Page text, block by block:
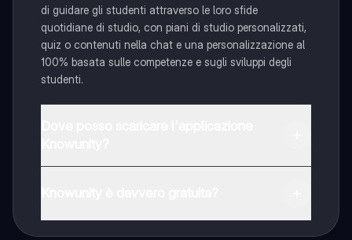
di guidare gli studenti attraverso le loro sfide
quotidiane di studio, con piani di studio personalizzati,
quiz o contenuti nella chat e una personalizzazione al
100% basata sulle competenze e sugli sviluppi degli
studenti.